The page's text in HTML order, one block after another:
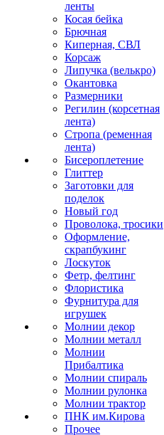
ленты
Косая бейка
Брючная
Киперная, СВЛ
Корсаж
Липучка (велькро)
Окантовка
Размерники
Регилин (корсетная
лента)
Стропа (ременная
лента)
Бисероплетение
Глиттер
Заготовки для
поделок
Новый год
Проволока, тросики
Оформление,
скрапбукинг
Лоскуток
Фетр, фелтинг
Флористика
Фурнитура для
игрушек
Молнии декор
Молнии металл
Молнии
Прибалтика
Молнии спираль
Молнии рулонка
Молнии трактор
ПНК им.Кирова
Прочее